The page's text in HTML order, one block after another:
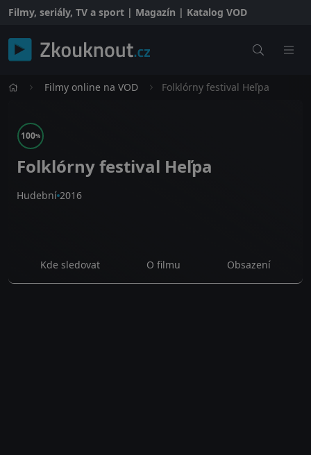
Filmy, seriály, TV a sport | Magazín | Katalog VOD
Filmy online na VOD Folklórny festival Heľpa
100%
Folklórny festival Heľpa
Hudební 2016
Kde sledovat O filmu Obsazení